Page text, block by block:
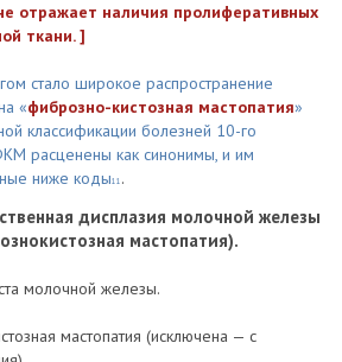
отражает наличия пролиферативных
ткани. ]
стало широкое распространение
«фиброзно-кистозная мастопатия»
классификации болезней 10-го
расценены как синонимы, и им
ниже коды11 .
дисплазия молочной железы
мастопатия).
молочной железы.
мастопатия (исключена — с